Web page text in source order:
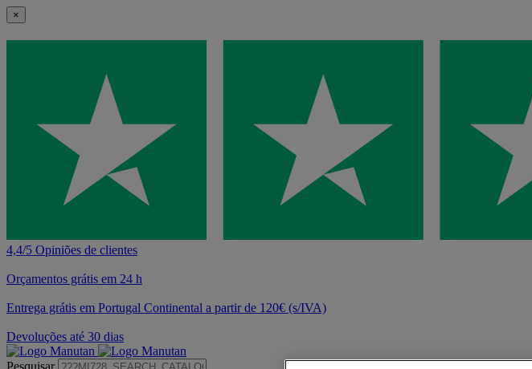
×
4,4/5 Opiniões de clientes
Orçamentos grátis em 24 h
Entrega grátis em Portugal Continental a partir de 120€ (s/IVA)
Devoluções até 30 dias